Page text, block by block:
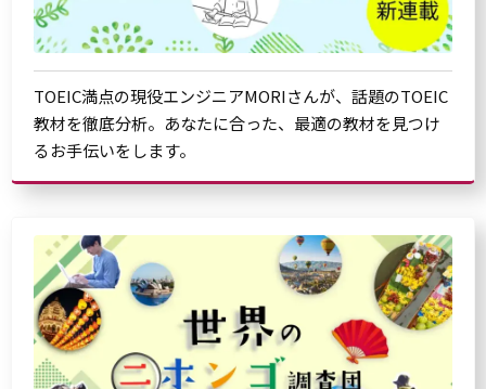
TOEIC満点の現役エンジニアMORIさんが、話題のTOEIC
教材を徹底分析。あなたに合った、最適の教材を見つけ
るお手伝いをします。